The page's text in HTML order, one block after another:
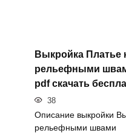
Выкройка Платье
рельефными
pdf скачать
38
Описание выкройки
рельефными швами